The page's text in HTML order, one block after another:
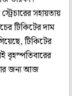
সহায়তায়
টিকিটের দাম
টিকিটের
বৃহস্পতিবারের
জন্য আজ